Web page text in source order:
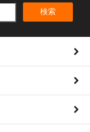
検索